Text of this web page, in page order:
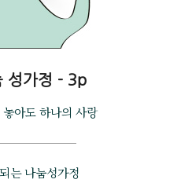
성가정 - 3p
아도 하나의 사랑
는 나눔성가정